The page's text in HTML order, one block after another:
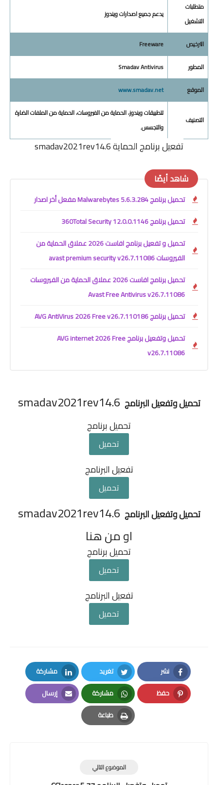
متطلبات
التشغيل
يدعم جميع اصدارات ويندوز
الترخيص Freeware
المطور Smadav Antivirus
الموقع www.smadav.net
التصنيف
تتطبيقات ويندوز، الحماية من الفيروسات، الحماية من الملفات الضارة
والتجسس.
تفعيل برنامج الحمايةsmadav2021rev14.6
شاهد أيضًا
تحميل برنامج Malwarebytes 5.6.3.284 مفعل أخر اصدار
تحميل برنامج 360Total Security 12.0.0.1146
تحميل و تفعيل برنامج افاست 2026 عملاق الحماية من
الفيروسات avast premium security v26.7.11086
تحميل برنامج افاست 2026 عملاق الحماية من الفيروسات
Avast Free Antivirus v26.7.11086
تحميل برنامج AVG AntiVirus 2026 Free v26.7.110186
تحميل وتفعيل برنامج AVG internet 2026 Free
v26.7.11086
تحميل وتفعيل البرنامج smadav2021rev14.6
تحميل برنامج
تحميل
تفعيل البرنامج
تحميل
تحميل وتفعيل البرنامج smadav2021rev14.6
او من هنا
تحميل برنامج
تحميل
تفعيل البرنامج
تحميل
نشر
Facebook
تغريد
Twitter
مشاركة
LinkedIn
حفظ
Pinterest
مشاركة
Whatsapp
إرسال
Email
طباعة
Print
الموضوع التالي